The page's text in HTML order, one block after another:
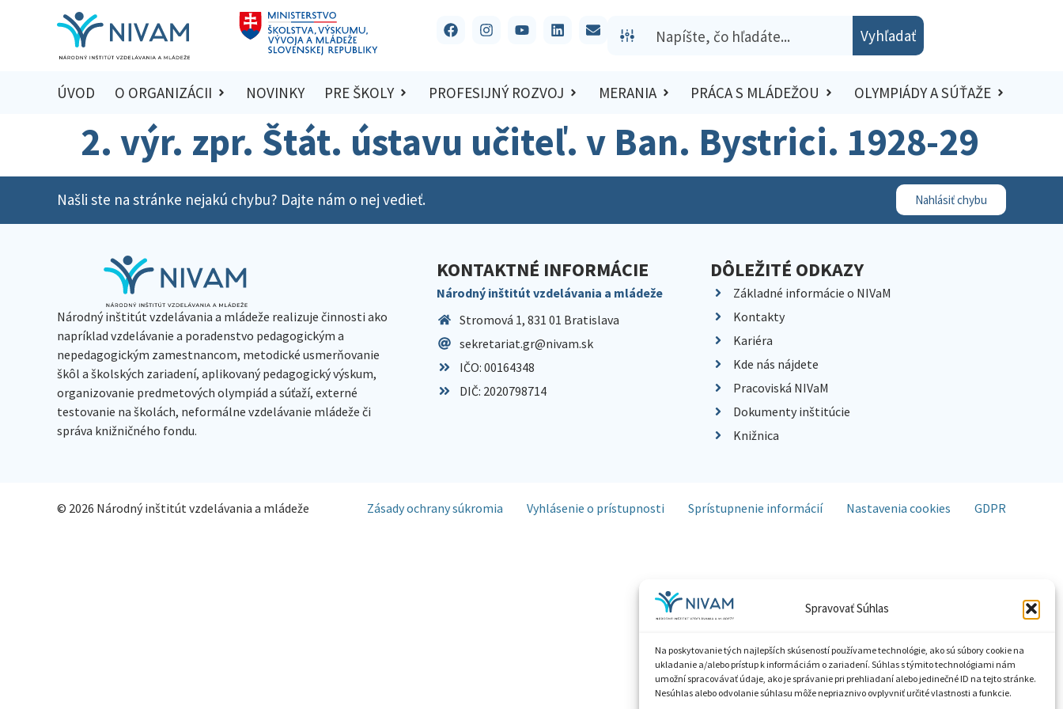
Spravovať Súhlas
Na poskytovanie tých najlepších skúseností používame technológie, ako sú súbory cookie na
ukladanie a/alebo prístup k informáciám o zariadení. Súhlas s týmito technológiami nám
umožní spracovávať údaje, ako je správanie pri prehliadaní alebo jedinečné ID na tejto stránke.
Nesúhlas alebo odvolanie súhlasu môže nepriaznivo ovplyvniť určité vlastnosti a funkcie.
Vyhľadať
ÚVOD O ORGANIZÁCII NOVINKY PRE ŠKOLY PROFESIJNÝ ROZVOJ MERANIA PRÁCA S MLÁDEŽOU OLYMPIÁDY A SÚŤAŽE
2. výr. zpr. Štát. ústavu učiteľ. v Ban. Bystrici. 1928-29
Našli ste na stránke nejakú chybu? Dajte nám o nej vedieť. Nahlásiť chybu
Národný inštitút vzdelávania a mládeže realizuje činnosti ako
napríklad vzdelávanie a poradenstvo pedagogickým a
nepedagogickým zamestnancom, metodické usmerňovanie
škôl a školských zariadení, aplikovaný pedagogický výskum,
organizovanie predmetových olympiád a súťaží, externé
testovanie na školách, neformálne vzdelávanie mládeže či
správa knižničného fondu.
KONTAKTNÉ INFORMÁCIE
Národný inštitút vzdelávania a mládeže
Stromová 1, 831 01 Bratislava
sekretariat.gr@nivam.sk
IČO: 00164348
DIČ: 2020798714
DÔLEŽITÉ ODKAZY
Základné informácie o NIVaM
Kontakty
Kariéra
Kde nás nájdete
Pracoviská NIVaM
Dokumenty inštitúcie
Knižnica
© 2026 Národný inštitút vzdelávania a mládeže Zásady ochrany súkromia Vyhlásenie o prístupnosti Sprístupnenie informácií Nastavenia cookies GDPR